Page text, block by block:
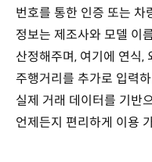
번호를 통한 인증 또는 차
정보는 제조사와 모델 이
산정해주며, 여기에 연식,
주행거리를 추가로 입력
실제 거래 데이터를 기반
언제든지 편리하게 이용